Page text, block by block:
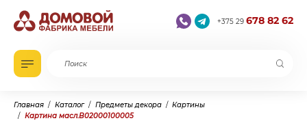
+375 29 678 82 62
Главная Каталог Предметы декора
Картины
Картина масл.B02000100005